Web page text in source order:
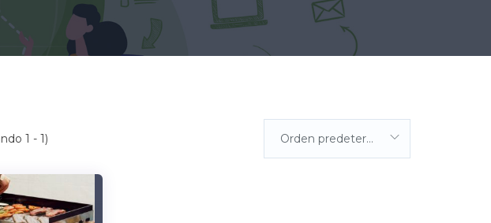
1 - 1) Orden predeterminada